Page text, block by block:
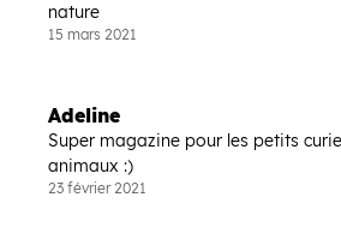
nature
15 mars 2021
Adeline
Super magazine pour les petits
animaux :)
23 février 2021